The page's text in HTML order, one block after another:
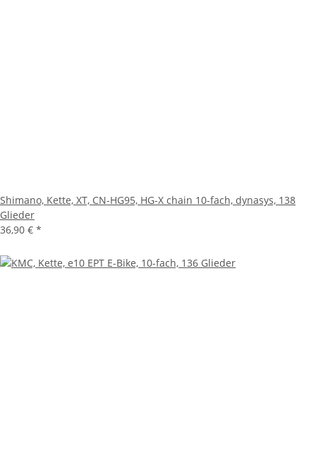
Shimano, Kette, XT, CN-HG95, HG-X chain 10-fach, dynasys, 138
Glieder
36,90 € *